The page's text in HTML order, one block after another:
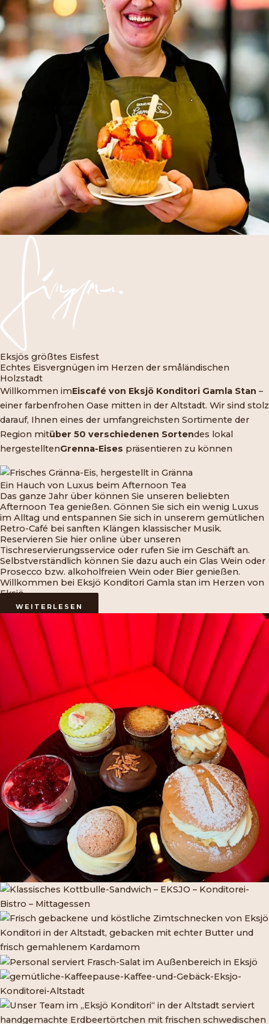
Eksjös größtes Eisfest
Echtes Eisvergnügen im Herzen der småländischen
Holzstadt
Willkommen imEiscafé von Eksjö Konditori Gamla Stan –
einer farbenfrohen Oase mitten in der Altstadt. Wir sind stolz
darauf, Ihnen eines der umfangreichsten Sortimente der
Region mitüber 50 verschiedenen Sortendes lokal
hergestelltenGrenna-Eises präsentieren zu können
Ein Hauch von Luxus beim Afternoon Tea
Das ganze Jahr über können Sie unseren beliebten
Afternoon Tea genießen. Gönnen Sie sich ein wenig Luxus
im Alltag und entspannen Sie sich in unserem gemütlichen
Retro-Café bei sanften Klängen klassischer Musik.
Reservieren Sie hier online über unseren
Tischreservierungsservice oder rufen Sie im Geschäft an.
Selbstverständlich können Sie dazu auch ein Glas Wein oder
Prosecco bzw. alkoholfreien Wein oder Bier genießen.
Willkommen bei Eksjö Konditori Gamla stan im Herzen von
Eksjö.
WEITERLESEN